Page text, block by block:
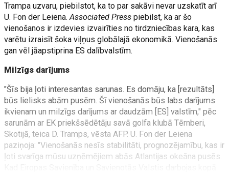
Trampa uzvaru, piebilstot, ka to par sakāvi nevar uzskatīt arī
U. Fon der Leiena. Associated Press piebilst, ka ar šo
vienošanos ir izdevies izvairīties no tirdzniecības kara, kas
varētu izraisīt šoka viļņus globālajā ekonomikā. Vienošanās
gan vēl jāapstiprina ES dalībvalstīm.
Milzīgs darījums
"Šīs bija ļoti interesantas sarunas. Es domāju, ka [rezultāts]
būs lielisks abām pusēm. Šī vienošanās būs labs darījums
ikvienam un milzīgs darījums ar daudzām [ES] valstīm," pēc
sarunām ar EK priekšsēdētāju savā golfa klubā Tērnberi,
Skotijā, teica D. Tramps, vēsta AFP. U. Fon der Leiena
paziņoja: "Vienošanās nesīs stabilitāti, prognozējamību, kas ir
ļoti svarīga mūsu uzņēmējiem abās Atlantijas okeāna pusēs.